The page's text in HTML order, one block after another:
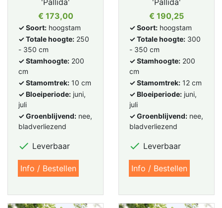
'Pallida'
Prijs
€ 173,00
✓ Soort: hoogstam
✓ Totale hoogte: 250
- 350 cm
✓ Stamhoogte: 200
cm
✓ Stamomtrek: 10 cm
✓ Bloeiperiode: juni,
juli
✓ Groenblijvend: nee,
bladverliezend
 Leverbaar
Info / Bestellen
'Pallida'
Prijs
€ 190,25
✓ Soort: hoogstam
✓ Totale hoogte: 300
- 350 cm
✓ Stamhoogte: 200
cm
✓ Stamomtrek: 12 cm
✓ Bloeiperiode: juni,
juli
✓ Groenblijvend: nee,
bladverliezend
 Leverbaar
Info / Bestellen